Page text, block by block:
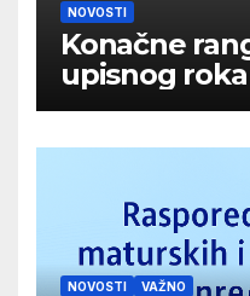
NOVOSTI
Konačne
upisnog roka
NOVOSTI VAŽNO